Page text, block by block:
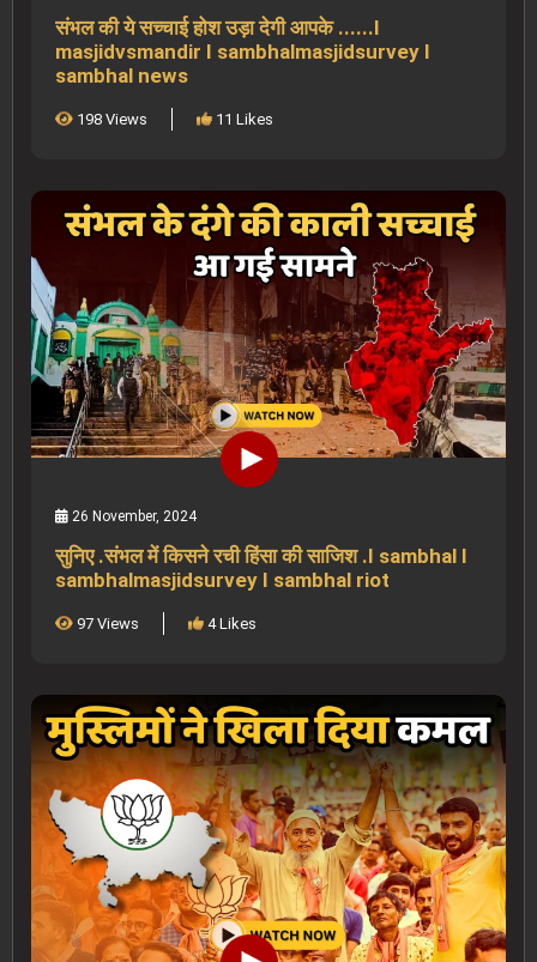
संभल की ये सच्चाई होश उड़ा देगी आपके ......I
masjidvsmandir I sambhalmasjidsurvey I
sambhal news
198 Views 11 Likes
26 November, 2024
सुनिए .संभल में किसने रची हिंसा की साजिश .I sambhal I
sambhalmasjidsurvey I sambhal riot
97 Views 4 Likes